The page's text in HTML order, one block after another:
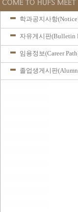
학과공지사항
자유게시판(Bulletin
임용정보(Career
졸업생게시판